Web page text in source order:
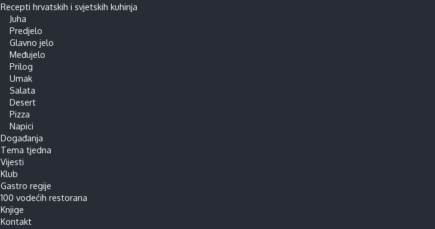
Recepti hrvatskih i svjetskih kuhinja
Juha
Predjelo
Glavno jelo
Međujelo
Prilog
Umak
Salata
Desert
Pizza
Napici
Događanja
Tema tjedna
Vijesti
Klub
Gastro regije
100 vodećih restorana
Knjige
Kontakt